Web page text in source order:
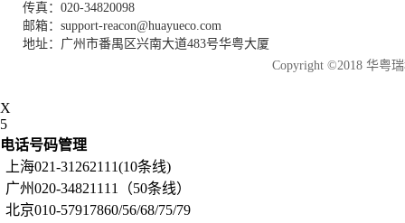
传真：020-34820098
邮箱：support-reacon@huayueco.com
地址：广州市番禺区兴南大道483号华粤大厦
Copyright ©2018 华粤
X
5
电话号码管理
上海021-31262111(10条线)
广州020-34821111（50条线）
北京010-57917860/56/68/75/79